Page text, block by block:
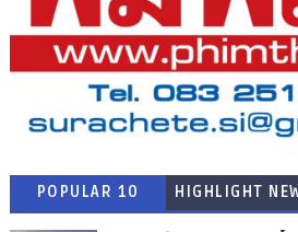
POPULAR 10 HIGHLIGHT